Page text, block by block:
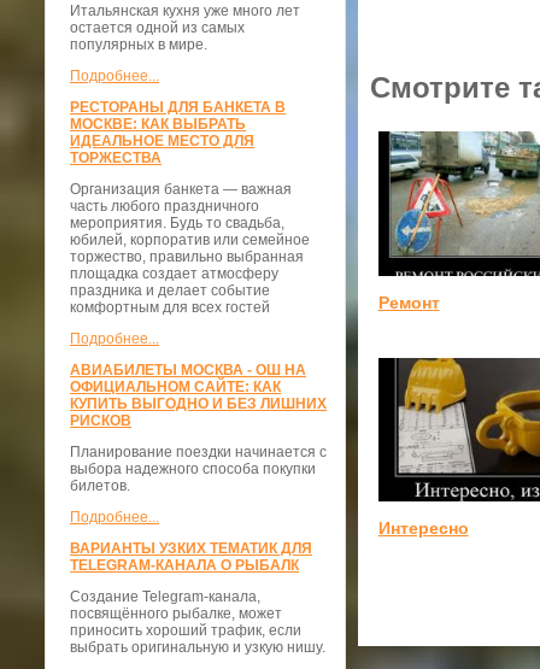
Итальянская кухня уже много лет
остается одной из самых
популярных в мире.
Подробнее...
РЕСТОРАНЫ ДЛЯ БАНКЕТА В
МОСКВЕ: КАК ВЫБРАТЬ
ИДЕАЛЬНОЕ МЕСТО ДЛЯ
ТОРЖЕСТВА
Организация банкета — важная
часть любого праздничного
мероприятия. Будь то свадьба,
юбилей, корпоратив или семейное
торжество, правильно выбранная
площадка создает атмосферу
праздника и делает событие
комфортным для всех гостей
Подробнее...
АВИАБИЛЕТЫ МОСКВА - ОШ НА
ОФИЦИАЛЬНОМ САЙТЕ: КАК
КУПИТЬ ВЫГОДНО И БЕЗ ЛИШНИХ
РИСКОВ
Планирование поездки начинается с
выбора надежного способа покупки
билетов.
Подробнее...
ВАРИАНТЫ УЗКИХ ТЕМАТИК ДЛЯ
TELEGRAM-КАНАЛА О РЫБАЛК
Создание Telegram-канала,
посвящённого рыбалке, может
приносить хороший трафик, если
выбрать оригинальную и узкую нишу.
Смотрите
Ремонт
Интересно